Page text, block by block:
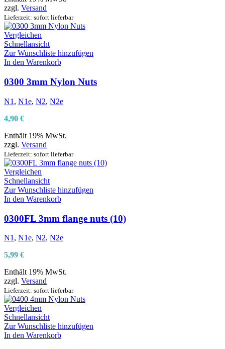
zzgl. Versand
Lieferzeit: sofort lieferbar
Vergleichen
Schnellansicht
Zur Wunschliste hinzufügen
In den Warenkorb
0300 3mm Nylon Nuts
N1 , N1e, N2, N2e
4,90 €
Enthält 19% MwSt.
zzgl. Versand
Lieferzeit: sofort lieferbar
Vergleichen
Schnellansicht
Zur Wunschliste hinzufügen
In den Warenkorb
0300FL 3mm flange nuts (10)
N1 , N1e, N2, N2e
5,99 €
Enthält 19% MwSt.
zzgl. Versand
Lieferzeit: sofort lieferbar
Vergleichen
Schnellansicht
Zur Wunschliste hinzufügen
In den Warenkorb